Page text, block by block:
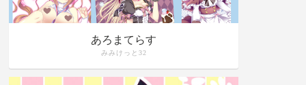
あろまてらす
みみけっと32